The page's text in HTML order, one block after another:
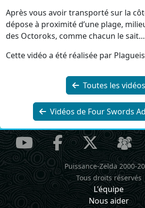
Après vous avoir transporté sur la
dépose à proximité d’une plage,
des Octoroks, comme chacun le sait…
Cette vidéo a été réalisée par
Toutes les vidéos
Vidéos de Four Swords
Puissance-Zelda 2000-
Tous droits réservés
L'équipe
Nous aider